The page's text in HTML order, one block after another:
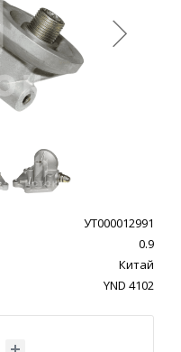
УТ000012991
0.9
Китай
YND 4102